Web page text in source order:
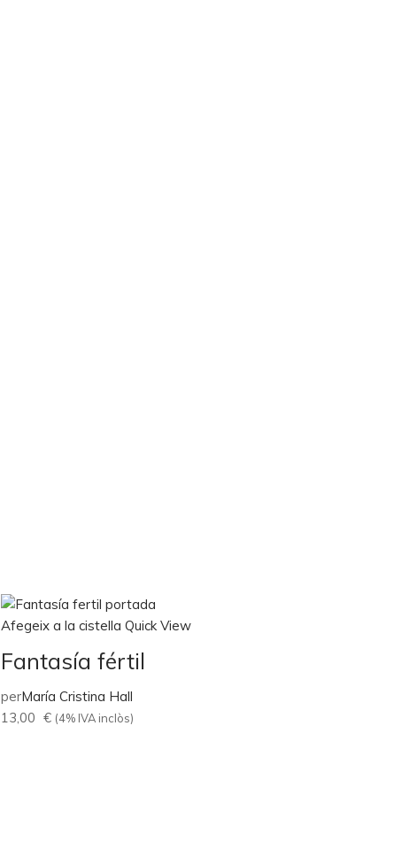
Afegeix a la cistella Quick View
Fantasía fértil
perMaría Cristina Hall
13,00 € (4% IVA inclòs)